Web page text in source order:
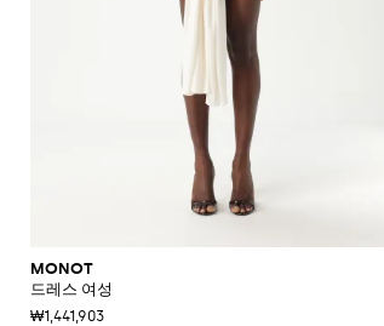
MONOT
드레스 여성
₩1,441,903